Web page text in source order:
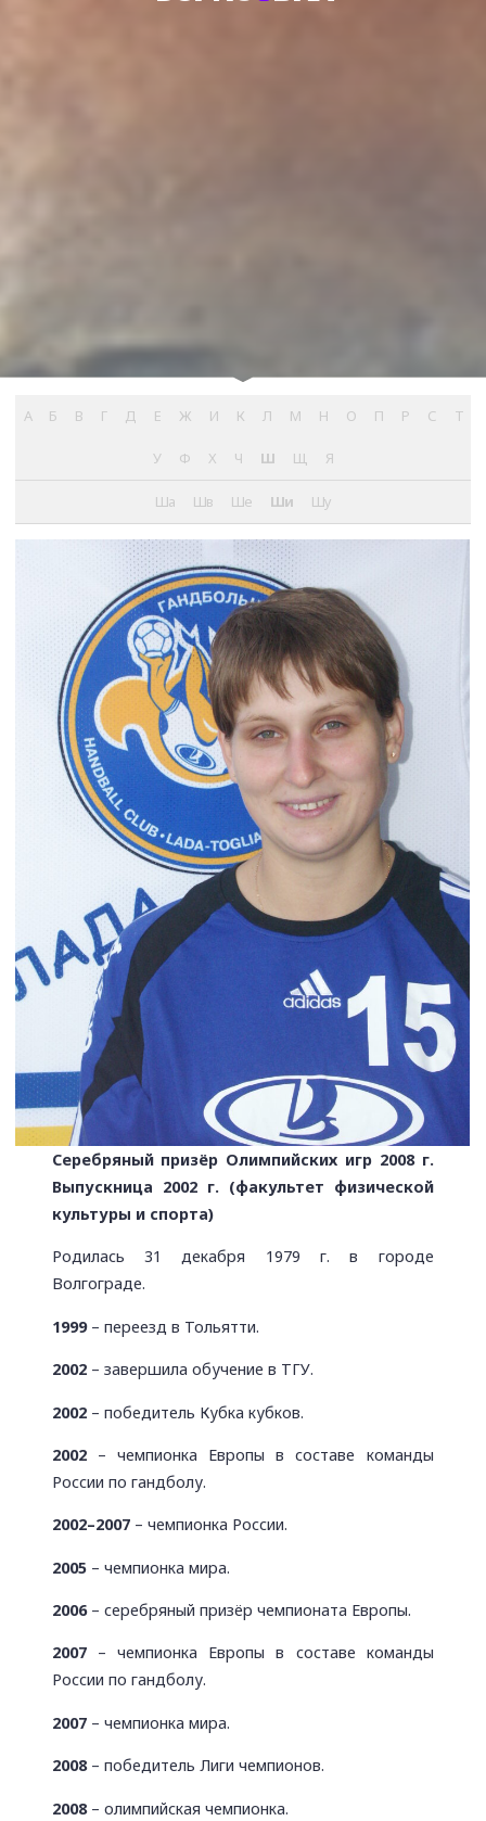
А Б В Г Д Е Ж И К Л М Н О П Р С Т
У Ф Х Ч Ш Щ Я
Ша Шв Ше Ши Шу
Серебряный призёр Олимпийских игр 2008 г.
Выпускница 2002 г. (факультет физической
культуры и спорта)
Родилась 31 декабря 1979 г. в городе
Волгограде.
1999 – переезд в Тольятти.
2002 – завершила обучение в ТГУ.
2002– победитель Кубка кубков.
2002– чемпионка Европы в составе команды
России по гандболу.
2002–2007– чемпионка России.
2005– чемпионка мира.
2006– серебряный призёр чемпионата Европы.
2007 – чемпионка Европы в составе команды
России по гандболу.
2007 – чемпионка мира.
2008– победитель Лиги чемпионов.
2008– олимпийская чемпионка.